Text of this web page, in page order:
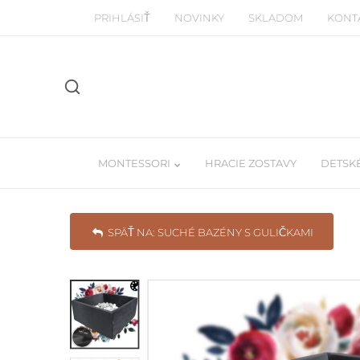
PRIHLÁSIŤ NOVINKY SKLADOM
MONTESSORI
Manipulačné montessori dosky
Drevené a balančné dosky
Učiace veže / woodtower
HRACIE ZOSTAVY
Detské Tee-
SPÄŤ NA: SUCHÉ BAZÉNY S GULIČKAMI